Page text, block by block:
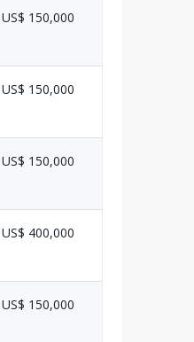
US$ 150,000
US$ 150,000
US$ 150,000
US$ 400,000
US$ 150,000